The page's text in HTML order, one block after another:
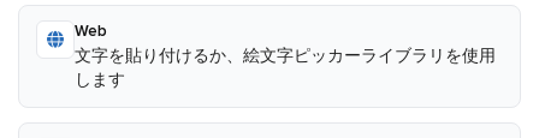
Web
文字を貼り付けるか、絵文字ピッカーライブラリを使用
します